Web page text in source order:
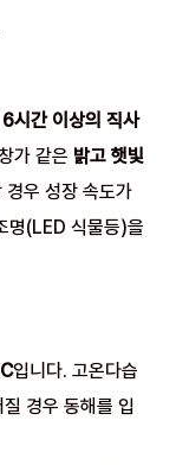
6시간 이상의 직사
가 같은 밝고 햇빛
경우 성장 속도가
명(LED 식물등)을
입니다. 고온다습
경우 동해를 입